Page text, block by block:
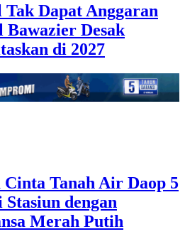
Dapat Anggaran
Bawazier Desak
di 2027
Cinta Tanah Air Daop 5
dengan
Merah Putih